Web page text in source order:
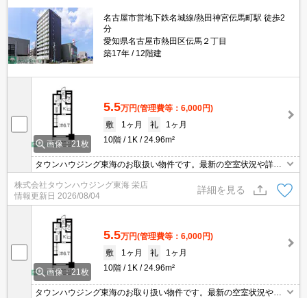
名古屋市営地下鉄名城線/熱田神宮伝馬町駅 徒歩2
分
愛知県名古屋市熱田区伝馬２丁目
築17年
12階建
画像：21枚
5.5万円(管理費等：6,000円)
敷
1ヶ月 礼
1ヶ月
10階
1K 24.96m²
タウンハウジング東海のお取扱い物件です。最新の空室状況や詳細
などお気軽にお問い合わせください。
株式会社タウンハウジング東海 栄店
情報更新日 2026/08/04
詳細を見る
画像：21枚
5.5万円(管理費等：6,000円)
敷
1ヶ月 礼
1ヶ月
10階
1K 24.96m²
タウンハウジング東海のお取り扱い物件です。最新の空室状況やの